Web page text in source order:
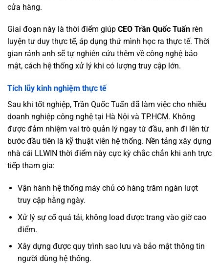
cửa hàng.
Giai đoạn này là thời điểm giúp CEO Trần Quốc Tuấn rèn
luyện tư duy thực tế, áp dụng thứ mình học ra thực tế. Thời
gian rảnh anh sẽ tự nghiên cứu thêm về công nghệ bảo
mật, cách hệ thống xử lý khi có lượng truy cập lớn.
Tích lũy kinh nghiệm thực tế
Sau khi tốt nghiệp, Trần Quốc Tuấn đã làm việc cho nhiều
doanh nghiệp công nghệ tại Hà Nội và TP.HCM. Không
được đảm nhiệm vai trò quản lý ngay từ đầu, anh đi lên từ
bước đầu tiên là kỹ thuật viên hệ thống. Nền tảng xây dựng
nhà cái LLWIN thời điểm này cực kỳ chắc chắn khi anh trực
tiếp tham gia:
Vận hành hệ thống máy chủ có hàng trăm ngàn lượt
truy cập hằng ngày.
Xử lý sự cố quá tải, không load được trang vào giờ cao
điểm.
Xây dựng được quy trình sao lưu và bảo mật thông tin
người dùng hệ thống.